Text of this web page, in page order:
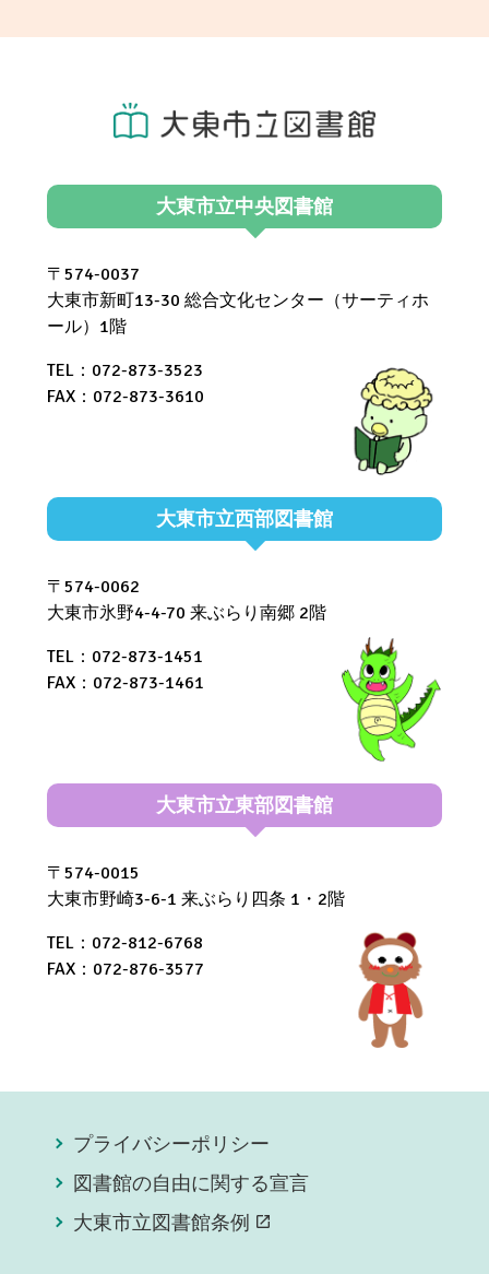
大東市立中央図書館
〒574-0037
大東市新町13-30 総合文化センター（サーティホ
ール）1階
TEL：072-873-3523
FAX：072-873-3610
大東市立西部図書館
〒574-0062
大東市氷野4-4-70 来ぶらり南郷 2階
TEL：072-873-1451
FAX：072-873-1461
大東市立東部図書館
〒574-0015
大東市野崎3-6-1 来ぶらり四条 1・2階
TEL：072-812-6768
FAX：072-876-3577
プライバシーポリシー
図書館の自由に関する宣言
大東市立図書館条例
open_in_new